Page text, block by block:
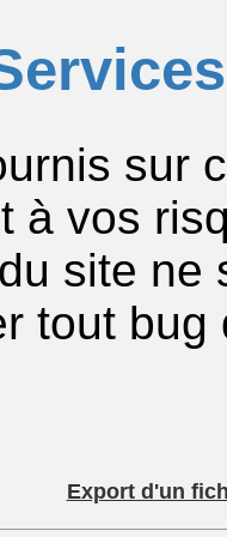
sur
à vos
site ne
tout
Export d'un